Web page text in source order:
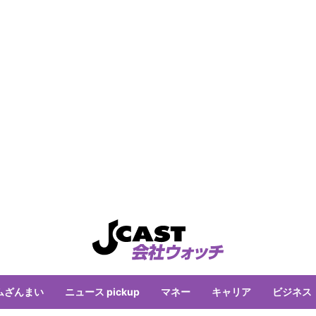
ざんまい ニュース pickup マネー キャリア ビジネス